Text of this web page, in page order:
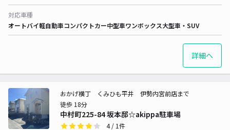
対応車種
オートバイ軽自動車コンパクトカー中型車ワンボックス大型車・SUV
詳細へ
中村町225-84 坂本邸☆akippa駐車場
おかげ横丁 くみひも平井 伊勢内宮前店まで
徒歩 18分
4/ 1件